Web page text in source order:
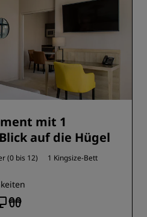
mit 1
auf die Hügel
(0 bis 12) 1 Kingsize-Bett